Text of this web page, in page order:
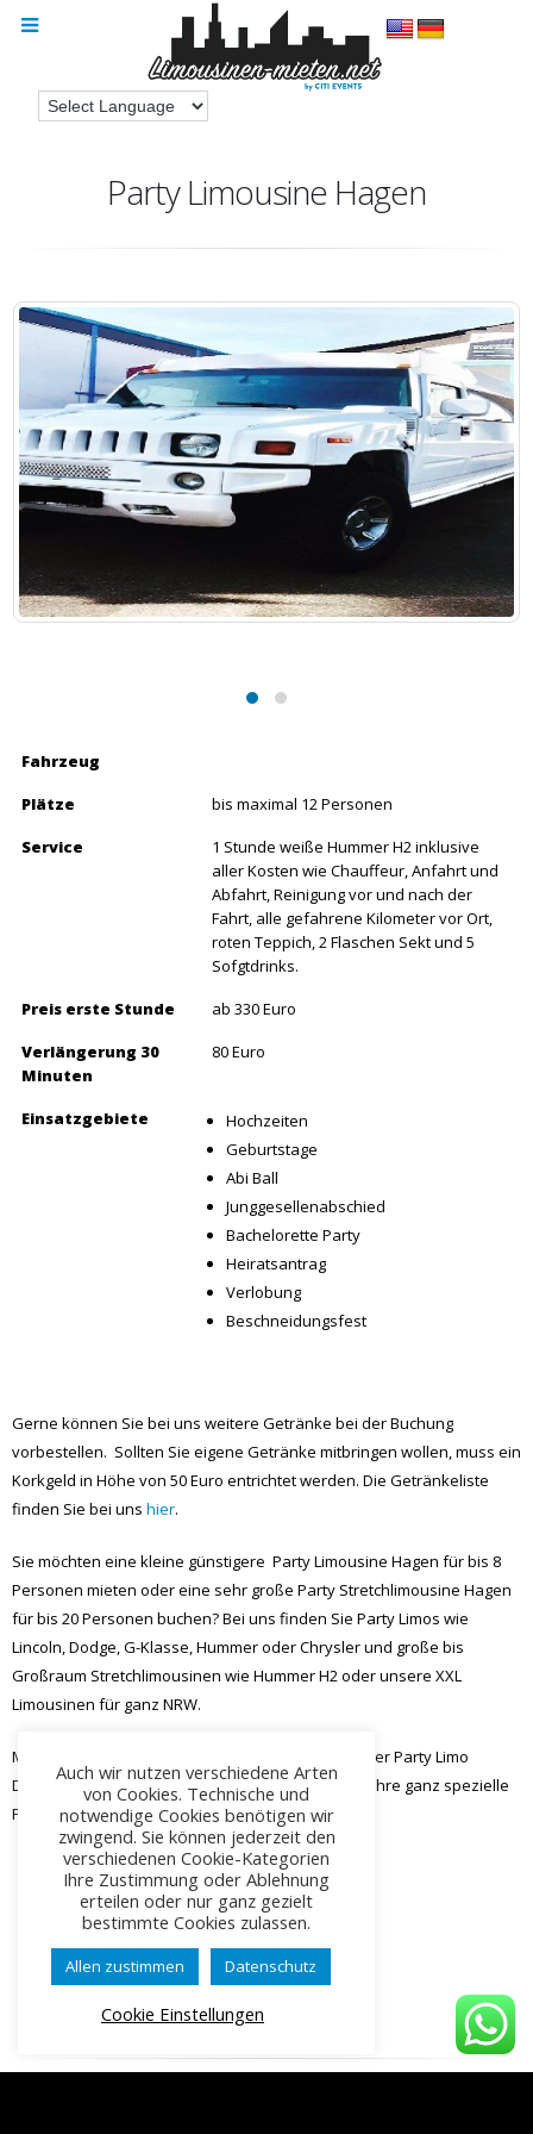
Party Limousine Hagen
Plätze
Service
1 Stunde weiße Hummer H2 inklusive
Abfahrt, Reinigung vor und nach der
Fahrt, alle gefahrene Kilometer vor Ort,
roten Teppich, 2 Flaschen Sekt und 5
Sofgtdrinks.
ab 330 Euro
Verlängerung 30
80 Euro
Einsatzgebiete
Abi Ball
Junggesellenabschied
Bachelorette Party
Heiratsantrag
Verlobung
Beschneidungsfest
Korkgeld in Höhe von 50 Euro entrichtet werden. Die Getränkeliste
finden Sie bei unshier.
Sie möchten eine kleine günstigere Party Limousine Hagen für bis 8
für bis 20 Personen buchen? Bei uns finden Sie Party Limos wie
Lincoln, Dodge, G-Klasse, Hummer oder Chrysler und große bis
Großraum Stretchlimousinen wie Hummer H2 oder unsere XXL
Limousinen für ganz NRW.
Mieten Sie unsere Chauffeure für eine Fahrt in einer Party Limo
Party Limousinenfahrt Iserlohn.
Teilen:
Auch wir nutzen verschiedene Arten
von Cookies. Technische und
notwendige Cookies benötigen wir
zwingend. Sie können jederzeit den
verschiedenen Cookie-Kategorien
Ihre Zustimmung oder Ablehnung
erteilen oder nur ganz gezielt
bestimmte Cookies zulassen.
Allen zustimmen Datenschutz
Cookie Einstellungen